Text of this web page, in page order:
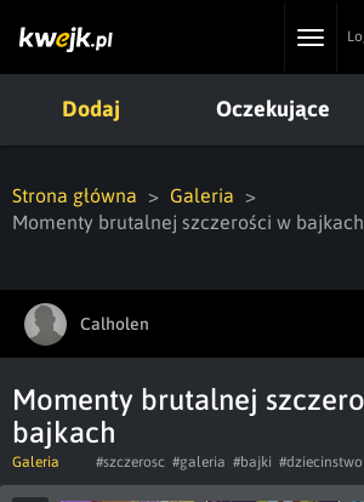
Toggle
Dodaj Oczekujące
Strona główna
Galeria
Momenty brutalnej szczerości w bajkach
Calholen
Momenty brutalnej
bajkach
Galeria #szczerosc #galeria #bajki #dziecinstwo